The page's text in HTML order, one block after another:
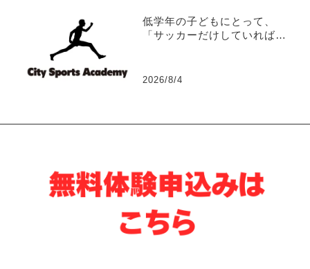
低学年の子どもにとって、
「サッカーだけしていれば、
2026/8/4